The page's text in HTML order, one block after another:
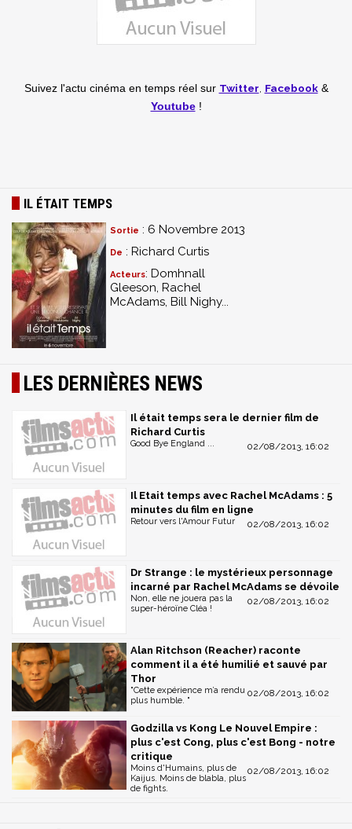
Suivez l'actu cinéma en temps réel sur Twitter Facebook&
Youtube!
IL ÉTAIT TEMPS
Sortie : 6 Novembre 2013
De : Richard Curtis
Acteurs: Domhnall
Gleeson, Rachel
McAdams, Bill Nighy...
LES DERNIÈRES NEWS
Il était temps sera le dernier film de
Richard Curtis
02/08/2013, 16:02
Good Bye England ...
Il Etait temps avec Rachel McAdams : 5
minutes du film en ligne
02/08/2013, 16:02
Retour vers l'Amour Futur
Dr Strange : le mystérieux personnage
incarné par Rachel McAdams se dévoile
02/08/2013, 16:02
Non, elle ne jouera pas la
super-héroïne Cléa !
Alan Ritchson (Reacher) raconte
comment il a été humilié et sauvé par
Thor
02/08/2013, 16:02
"Cette expérience m’a rendu
plus humble. "
Godzilla vs Kong Le Nouvel Empire :
plus c'est Cong, plus c'est Bong - notre
critique
02/08/2013, 16:02
Moins d'Humains, plus de
Kaijus. Moins de blabla, plus
de fights.